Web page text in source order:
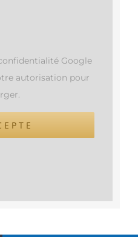
Google
autorisation pour